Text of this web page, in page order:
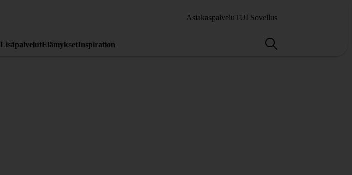
AsiakaspalveluTUI Sovellus
LisäpalvelutElämyksetInspiration